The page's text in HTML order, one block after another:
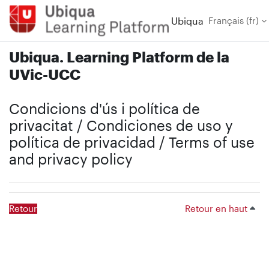
Passer au contenu principal
Ubiqua Français ‎(fr)‎
Ubiqua. Learning Platform de la
UVic-UCC
Condicions d'ús i política de
privacitat / Condiciones de uso y
política de privacidad / Terms of use
and privacy policy
Retour Retour en haut